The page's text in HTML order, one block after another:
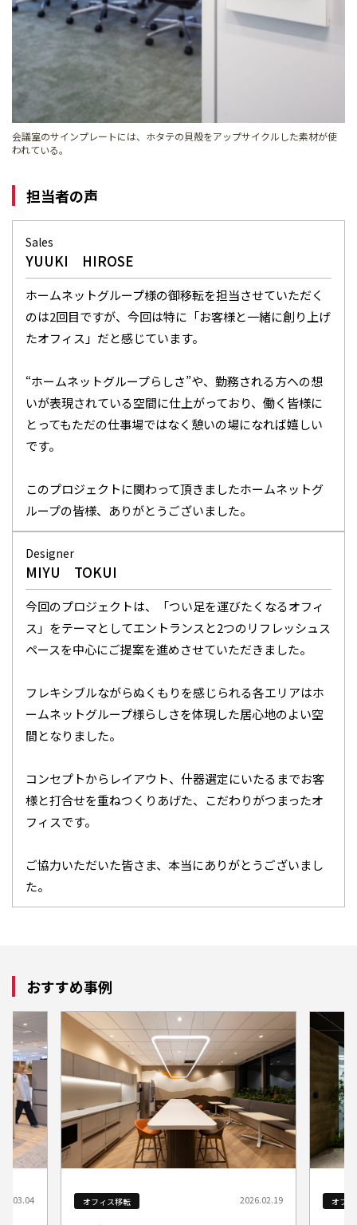
会議室のサインプレートには、ホタテの貝殻をアップサイクルした素材が使
われている。
担当者の声
Sales
YUUKI HIROSE
ホームネットグループ様の御移転を担当させていただく
のは2回目ですが、今回は特に「お客様と一緒に創り上げ
たオフィス」だと感じています。
“ホームネットグループらしさ”や、勤務される方への想
いが表現されている空間に仕上がっており、働く皆様に
とってもただの仕事場ではなく憩いの場になれば嬉しい
です。
このプロジェクトに関わって頂きましたホームネットグ
ループの皆様、ありがとうございました。
Designer
MIYU TOKUI
今回のプロジェクトは、「つい足を運びたくなるオフィ
ス」をテーマとしてエントランスと2つのリフレッシュス
ペースを中心にご提案を進めさせていただきました。
フレキシブルながらぬくもりを感じられる各エリアはホ
ームネットグループ様らしさを体現した居心地のよい空
間となりました。
コンセプトからレイアウト、什器選定にいたるまでお客
様と打合せを重ねつくりあげた、こだわりがつまったオ
フィスです。
ご協力いただいた皆さま、本当にありがとうございまし
た。
おすすめ事例
オフィス移転 2025.08.21 オフ